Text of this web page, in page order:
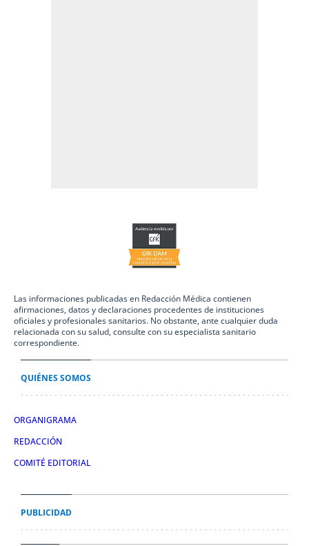
Las informaciones publicadas en Redacción Médica contienen
afirmaciones, datos y declaraciones procedentes de instituciones
oficiales y profesionales sanitarios. No obstante, ante cualquier duda
relacionada con su salud, consulte con su especialista sanitario
correspondiente.
QUIÉNES SOMOS
ORGANIGRAMA
REDACCIÓN
COMITÉ EDITORIAL
PUBLICIDAD